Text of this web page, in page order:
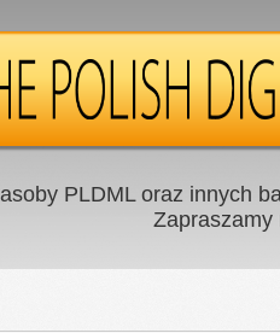
PLDML oraz innych
Zapraszamy